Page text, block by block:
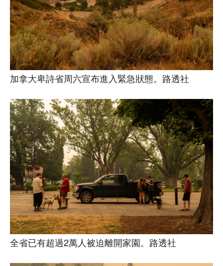
加拿大卑詩省周六宣布進入緊急狀態。路透社
全省已有超過2萬人被迫離開家園。路透社